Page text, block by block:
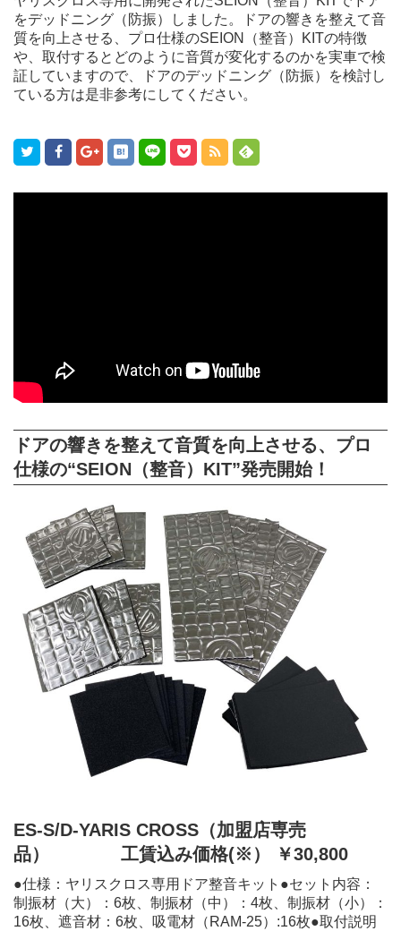
をデッドニング（防振）しました。ドアの響きを整えて音
質を向上させる、プロ仕様のSEION（整音）KITの特徴
や、取付するとどのように音質が変化するのかを実車で検
証していますので、ドアのデッドニング（防振）を検討し
ている方は是非参考にしてください。
ドアの響きを整えて音質を向上させる、プロ
仕様の“SEION（整音）KIT”発売開始！
ES-S/D-YARIS CROSS（加盟店専売
品）
工賃込み価格(※） ￥30,800
●仕様：ヤリスクロス専用ドア整音キット●セット内容：
制振材（大）：6枚、制振材（中）：4枚、制振材（小）：
16枚、遮音材：6枚、吸電材（RAM-25）:16枚●取付説明